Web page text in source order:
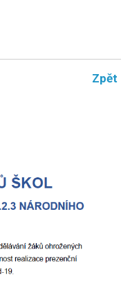
Zpět